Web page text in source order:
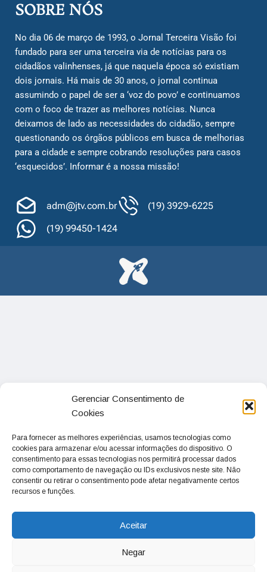
Gerenciar Consentimento de
Cookies
Para fornecer as melhores experiências, usamos tecnologias como
cookies para armazenar e/ou acessar informações do dispositivo. O
consentimento para essas tecnologias nos permitirá processar dados
como comportamento de navegação ou IDs exclusivos neste site. Não
consentir ou retirar o consentimento pode afetar negativamente certos
recursos e funções.
Aceitar
Negar
SOBRE NÓS
No dia 06 de março de 1993, o Jornal Terceira Visão foi
fundado para ser uma terceira via de notícias para os
cidadãos valinhenses, já que naquela época só existiam
dois jornais. Há mais de 30 anos, o jornal continua
assumindo o papel de ser a ‘voz do povo’ e continuamos
com o foco de trazer as melhores notícias. Nunca
deixamos de lado as necessidades do cidadão, sempre
questionando os órgãos públicos em busca de melhorias
para a cidade e sempre cobrando resoluções para casos
‘esquecidos’. Informar é a nossa missão!
adm@jtv.com.br
(19) 3929-6225
(19) 99450-1424